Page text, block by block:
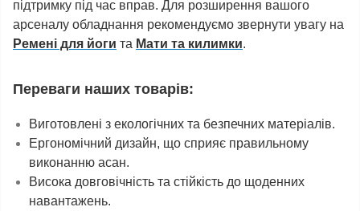
підтримку під час вправ. Для розширення вашого
арсеналу обладнання рекомендуємо звернути увагу на
Ремені для йоги та Мати та килимки.
Переваги наших товарів:
Виготовлені з екологічних та безпечних матеріалів.
Ергономічний дизайн, що сприяє правильному
виконанню асан.
Висока довговічність та стійкість до щоденних
навантажень.